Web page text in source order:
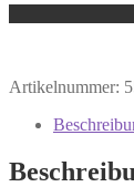
Artikelnummer: